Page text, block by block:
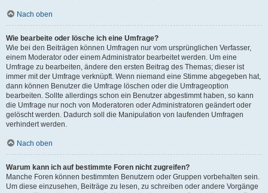
Nach oben
Wie bearbeite oder lösche ich eine Umfrage?
Wie bei den Beiträgen können Umfragen nur vom ursprünglichen Verfasser,
einem Moderator oder einem Administrator bearbeitet werden. Um eine
Umfrage zu bearbeiten, ändere den ersten Beitrag des Themas; dieser ist
immer mit der Umfrage verknüpft. Wenn niemand eine Stimme abgegeben hat,
dann können Benutzer die Umfrage löschen oder die Umfrageoption
bearbeiten. Sollte allerdings schon ein Benutzer abgestimmt haben, so kann
die Umfrage nur noch von Moderatoren oder Administratoren geändert oder
gelöscht werden. Dadurch soll die Manipulation von laufenden Umfragen
verhindert werden.
Nach oben
Warum kann ich auf bestimmte Foren nicht zugreifen?
Manche Foren können bestimmten Benutzern oder Gruppen vorbehalten sein.
Um diese einzusehen, Beiträge zu lesen, zu schreiben oder andere Vorgänge